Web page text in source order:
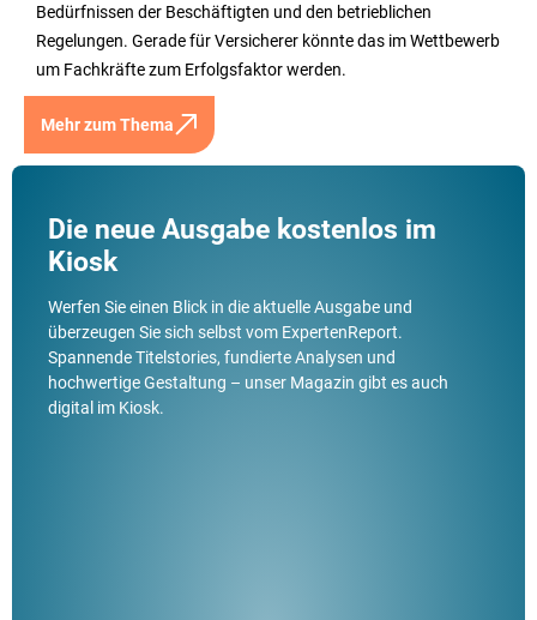
Bedürfnissen der Beschäftigten und den betrieblichen
Regelungen. Gerade für Versicherer könnte das im Wettbewerb
um Fachkräfte zum Erfolgsfaktor werden.
Mehr zum Thema
Die neue Ausgabe kostenlos im
Kiosk
Werfen Sie einen Blick in die aktuelle Ausgabe und
überzeugen Sie sich selbst vom ExpertenReport.
Spannende Titelstories, fundierte Analysen und
hochwertige Gestaltung – unser Magazin gibt es auch
digital im Kiosk.